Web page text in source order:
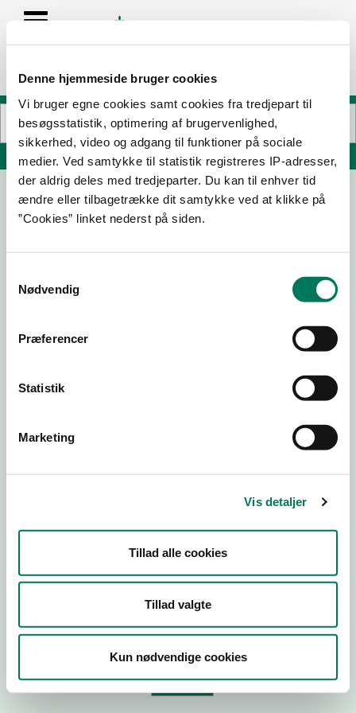
Denne hjemmeside bruger cookies
Vi bruger egne cookies samt cookies fra tredjepart til
besøgsstatistik, optimering af brugervenlighed,
sikkerhed, video og adgang til funktioner på sociale
medier. Ved samtykke til statistik registreres IP-adresser,
der aldrig deles med tredjeparter. Du kan til enhver tid
ændre eller tilbagetrække dit samtykke ved at klikke på
”Cookies” linket nederst på siden.
Nødvendig
Præferencer
Statistik
Marketing
Vis detaljer
Tillad alle cookies
Tillad valgte
Kun nødvendige cookies
Søg på adresse, postnummer, by, firmanavn
Virksomhedstype
ID-nummer
P-nr
Tilføj smiley til dit website
Kopier link til at indsætte på virksomhedens hjemmeside